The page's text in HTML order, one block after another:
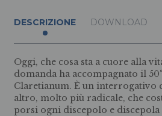
DESCRIZIONE DOWNLOAD
Oggi, che cosa sta a cuore alla
domanda ha accompagnato il
Claretianum. È un interrogativo
altro, molto più radicale, che
porsi ogni discepolo e discepola